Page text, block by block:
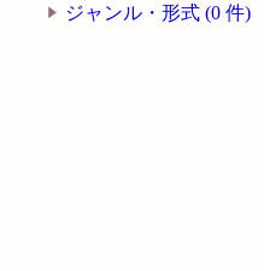
ジャンル・形式 (0 件)